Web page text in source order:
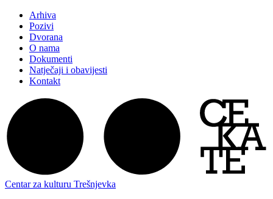
Arhiva
Pozivi
Dvorana
O nama
Dokumenti
Natječaji i obavijesti
Kontakt
Centar za kulturu Trešnjevka